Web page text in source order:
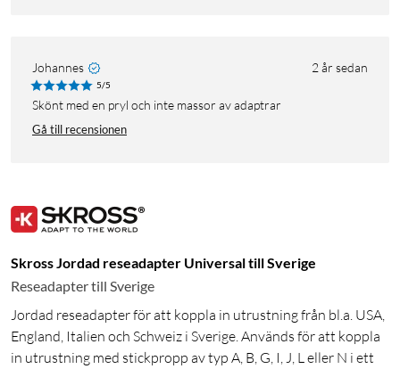
Johannes 2 år sedan
5/5
Skönt med en pryl och inte massor av adaptrar
Gå till recensionen
Skross Jordad reseadapter Universal till Sverige
Reseadapter till Sverige
Jordad reseadapter för att koppla in utrustning från bl.a. USA,
England, Italien och Schweiz i Sverige. Används för att koppla
in utrustning med stickpropp av typ A, B, G, I, J, L eller N i ett